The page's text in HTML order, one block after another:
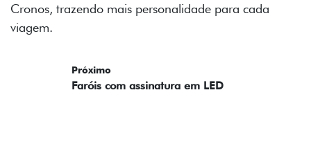
Cronos, trazendo mais personalidade para cada
viagem.
Próximo
Faróis com assinatura em LED